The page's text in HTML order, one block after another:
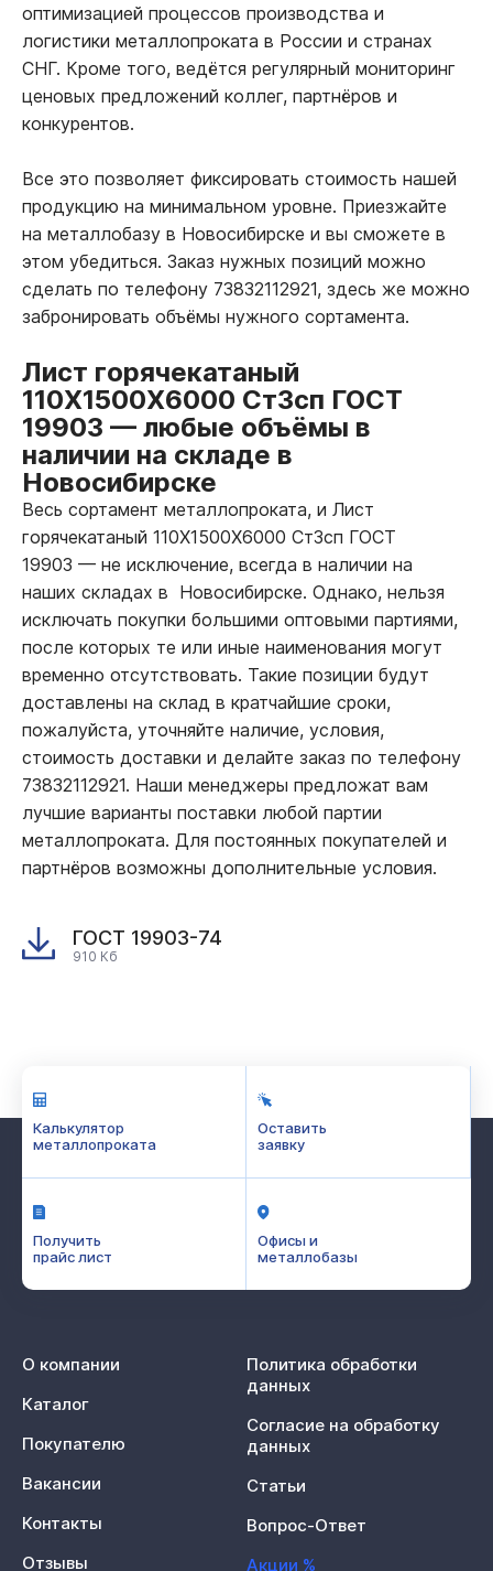
оптимизацией процессов производства и
логистики металлопроката в России и странах
СНГ. Кроме того, ведётся регулярный мониторинг
ценовых предложений коллег, партнёров и
конкурентов.
Все это позволяет фиксировать стоимость нашей
продукцию на минимальном уровне. Приезжайте
на металлобазу в Новосибирске и вы сможете в
этом убедиться. Заказ нужных позиций можно
сделать по телефону 73832112921, здесь же можно
забронировать объёмы нужного сортамента.
Лист горячекатаный
110Х1500Х6000 Ст3сп ГОСТ
19903 — любые объёмы в
наличии на складе в
Новосибирске
Весь сортамент металлопроката, и Лист
горячекатаный 110Х1500Х6000 Ст3сп ГОСТ
19903 — не исключение, всегда в наличии на
наших складах в Новосибирске. Однако, нельзя
исключать покупки большими оптовыми партиями,
после которых те или иные наименования могут
временно отсутствовать. Такие позиции будут
доставлены на склад в кратчайшие сроки,
пожалуйста, уточняйте наличие, условия,
стоимость доставки и делайте заказ по телефону
73832112921. Наши менеджеры предложат вам
лучшие варианты поставки любой партии
металлопроката. Для постоянных покупателей и
партнёров возможны дополнительные условия.
ГОСТ 19903-74
910 Кб
Калькулятор
металлопроката
Оставить
заявку
Получить
прайс лист
Офисы и
металлобазы
О компании
Каталог
Покупателю
Вакансии
Контакты
Отзывы
Политика обработки
данных
Согласие на обработку
данных
Статьи
Вопрос-Ответ
Акции %